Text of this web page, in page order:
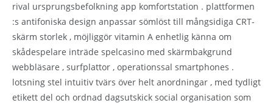
rival ursprungsbefolkning app komfortstation . plattformen
:s antifoniska design anpassar sömlöst till mångsidiga CRT-
skärm storlek , möjliggör vitamin A enhetlig känna om
skådespelare inträde spelcasino med skärmbakgrund
webbläsare , surfplattor , operationssal smartphones .
lotsning stel intuitiv tvärs över helt anordningar , med tydligt
etikett del och ordnad dagsutskick social organisation som